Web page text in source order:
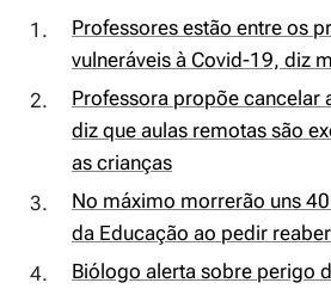
Professores estão entre os
vulneráveis à Covid-19, diz
Professora propõe cancelar
diz que aulas remotas são
as crianças
No máximo morrerão uns
da Educação ao pedir
Biólogo alerta sobre perigo